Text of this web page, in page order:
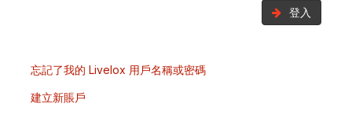
登入
忘記了我的 Livelox 用戶名稱或密碼
建立新賬戶